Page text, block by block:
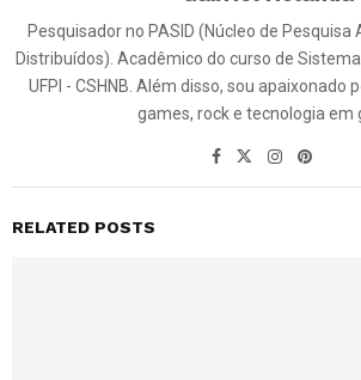
Pesquisador no PASID (Núcleo de Pesquisa
Distribuídos). Acadêmico do curso de
UFPI - CSHNB. Além disso, sou apaixonado
games, rock e tecnologia em
RELATED POSTS